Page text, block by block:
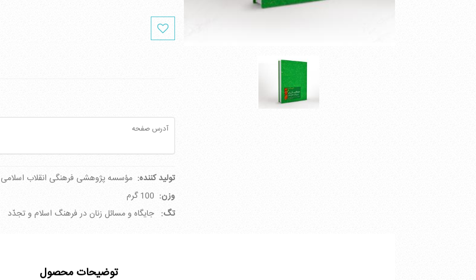
آدرس صفحه
تولید کننده: مؤسسه پژوهشی فرهنگی انقلاب اسلامی
وزن: 100 گرم
تگ: جایگاه و مسائل زنان در فرهنگ اسلام و تجدّد
توضیحات محصول